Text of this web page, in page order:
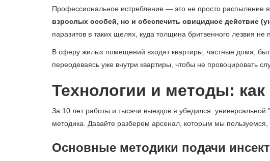
Профессиональное истребление — это не просто распыление
взрослых особей, но и обеспечить овицидное действие
паразитов в таких щелях, куда толщина бритвенного лезвия не
В сферу жилых помещений входят квартиры, частные дома,
переодеваясь уже внутри квартиры, чтобы не провоцировать
Технологии и методы:
За 10 лет работы и тысячи выездов я убедился: универсальной
методика. Давайте разберем арсенал, которым мы пользуемся,
Основные методики подачи